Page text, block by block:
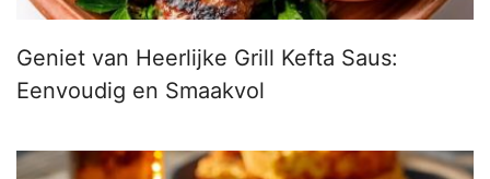
Geniet van Heerlijke Grill Kefta Saus:
Eenvoudig en Smaakvol